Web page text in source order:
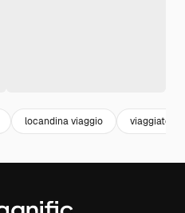
locandina viaggio viaggiatore